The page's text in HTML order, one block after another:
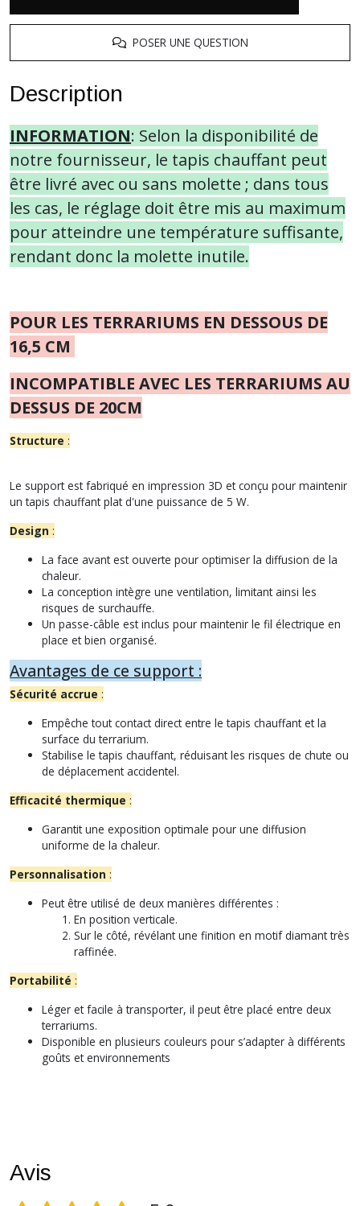
POSER UNE QUESTION
Description
INFORMATION: Selon la disponibilité de
notre fournisseur, le tapis chauffant peut
être livré avec ou sans molette ; dans tous
les cas, le réglage doit être mis au maximum
pour atteindre une température suffisante,
rendant donc la molette inutile.
POUR LES TERRARIUMS EN DESSOUS DE
16,5 CM
INCOMPATIBLE AVEC LES TERRARIUMS AU
DESSUS DE 20CM
Structure :
Le support est fabriqué en impression 3D et conçu pour maintenir
un tapis chauffant plat d'une puissance de 5 W.
Design :
La face avant est ouverte pour optimiser la diffusion de la
chaleur.
La conception intègre une ventilation, limitant ainsi les
risques de surchauffe.
Un passe-câble est inclus pour maintenir le fil électrique en
place et bien organisé.
Avantages de ce support :
Sécurité accrue :
Empêche tout contact direct entre le tapis chauffant et la
surface du terrarium.
Stabilise le tapis chauffant, réduisant les risques de chute ou
de déplacement accidentel.
Efficacité thermique :
Garantit une exposition optimale pour une diffusion
uniforme de la chaleur.
Personnalisation :
Peut être utilisé de deux manières différentes :
En position verticale.
Sur le côté, révélant une finition en motif diamant très
raffinée.
Portabilité :
Léger et facile à transporter, il peut être placé entre deux
terrariums.
Disponible en plusieurs couleurs pour s’adapter à différents
goûts et environnements
Avis